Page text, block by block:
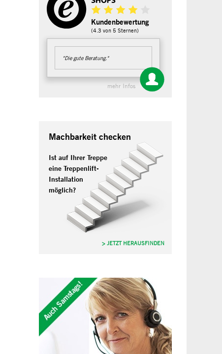
Kundenbewertung
(4.3 von 5 Sternen)
"Die gute Beratung."
mehr Infos
Machbarkeit checken
Ist auf Ihrer Treppe
eine Treppenlift-
Installation
möglich?
> JETZT HERAUSFINDEN